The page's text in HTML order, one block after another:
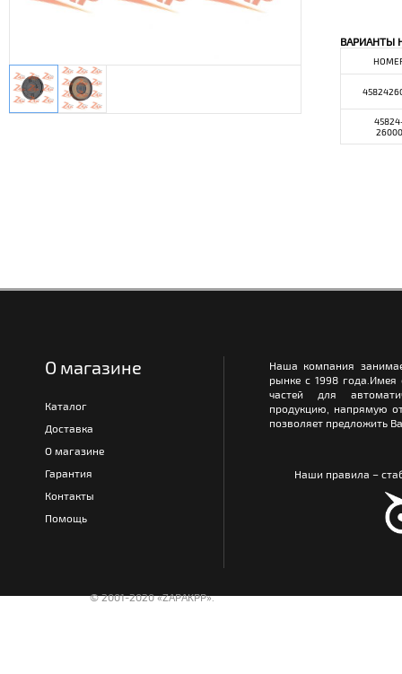
ВАРИАНТЫ
26000
О магазине
Каталог
Доставка
О магазине
Гарантия
Контакты
Помощь
Наша компания
рынке с 1998
частей для
продукцию, напрямую
позволяет предложить
Наши правила –
© 2001-2020 «ZAPAKPP».